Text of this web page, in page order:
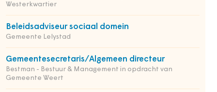
Westerkwartier
Beleidsadviseur sociaal domein
Gemeente Lelystad
Gemeentesecretaris/Algemeen directeur
Bestman - Bestuur & Management in opdracht van
Gemeente Weert